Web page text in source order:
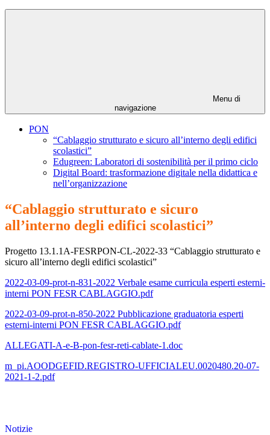
Menu di
navigazione
PON
“Cablaggio strutturato e sicuro all’interno degli edifici
scolastici”
Edugreen: Laboratori di sostenibilità per il primo ciclo
Digital Board: trasformazione digitale nella didattica e
nell’organizzazione
“Cablaggio strutturato e sicuro
all’interno degli edifici scolastici”
Progetto 13.1.1A-FESRPON-CL-2022-33 “Cablaggio strutturato e
sicuro all’interno degli edifici scolastici”
2022-03-09-prot-n-831-2022 Verbale esame curricula esperti esterni-
interni PON FESR CABLAGGIO.pdf
2022-03-09-prot-n-850-2022 Pubblicazione graduatoria esperti
esterni-interni PON FESR CABLAGGIO.pdf
ALLEGATI-A-e-B-pon-fesr-reti-cablate-1.doc
m_pi.AOODGEFID.REGISTRO-UFFICIALEU.0020480.20-07-
2021-1-2.pdf
Notizie